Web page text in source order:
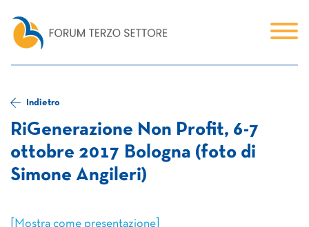
Indietro
RiGenerazione Non Profit, 6-7
ottobre 2017 Bologna (foto di
Simone Angileri)
[Mostra come presentazione]